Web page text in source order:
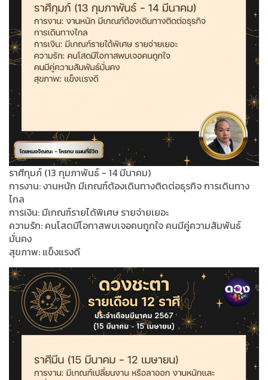
ราศีกุมภ์ (13 กุมภาพันธ์ - 14 มีนาคม)
การงาน: งานหนัก มีเกณฑ์ต้องเดินทางติดต่อธุรกิจ การเดินทาง
ไกล
การเงิน: มีเกณฑ์รายได้พิเศษ รายจ่ายเยอะ
ความรัก: คนโสดมีโอกาสพบเจอคนถูกใจ คนมีคู่ความสัมพันธ์
มั่นคง
สุขภาพ: แข็งแรงดี